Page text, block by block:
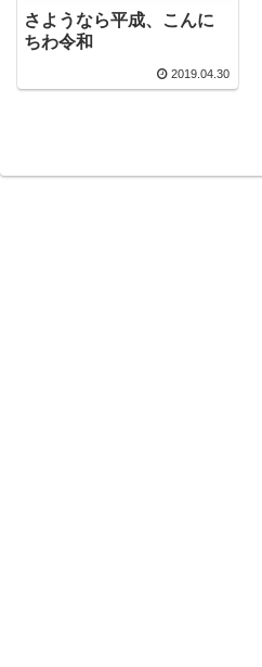
さようなら平成、こんに
ちわ令和
2019.04.30